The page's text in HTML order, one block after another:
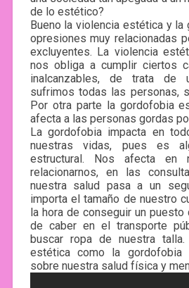
de lo estético?
Bueno la violencia estética y
opresiones muy relacionadas
excluyentes. La violencia
nos obliga a cumplir ciertos
inalcanzables, de trata de
sufrimos todas las personas,
Por otra parte la gordofobia
afecta a las personas gordas
La gordofobia impacta en
nuestras vidas, pues es
estructural. Nos afecta en
relacionarnos, en las
nuestra salud pasa a un
importa el tamaño de nuestro
la hora de conseguir un puesto
de caber en el transporte
buscar ropa de nuestra
estética como la gordofobia
sobre nuestra salud física y